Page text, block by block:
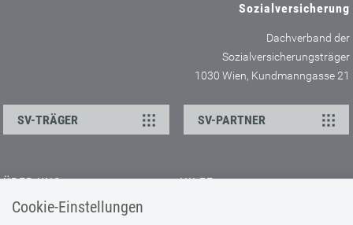
Cookie-Einstellungen
Sozialversicherung
Dachverband der
Sozialversicherungsträger
1030 Wien, Kundmanngasse 21
SV-TRÄGER SV-PARTNER
ÜBER UNS
Kontakt
HILFE